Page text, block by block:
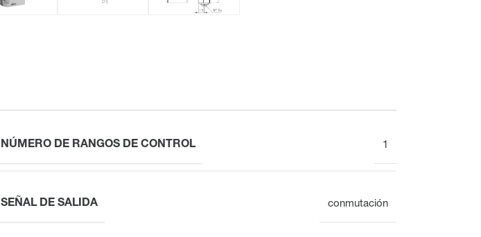
Electrónica
NÚMERO DE RANGOS DE CONTROL 1
SEÑAL DE SALIDA conmutación